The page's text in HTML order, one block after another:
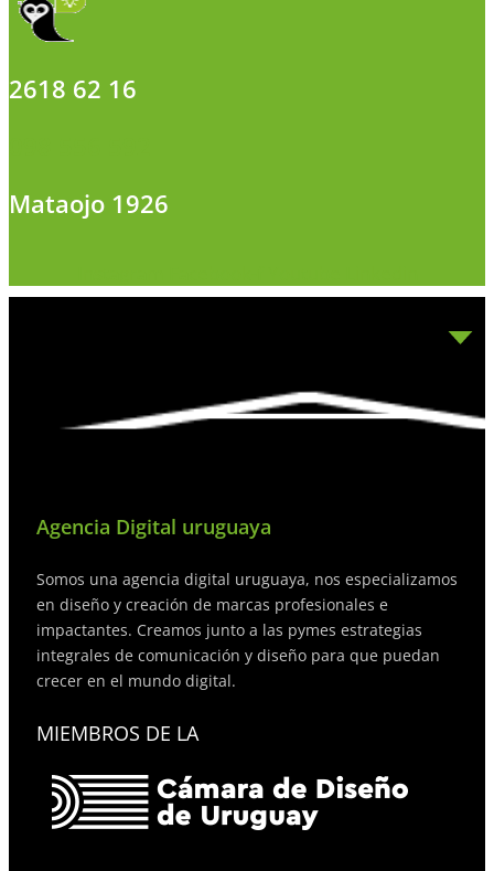
2618 62 16
Mataojo 1926
Agencia Digital uruguaya
Somos una agencia digital uruguaya, nos especializamos
en diseño y creación de marcas profesionales e
impactantes. Creamos junto a las pymes estrategias
integrales de comunicación y diseño para que puedan
crecer en el mundo digital.
MIEMBROS DE LA